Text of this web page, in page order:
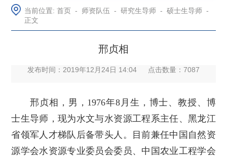
当前位置:首页 - 师资队伍 -研究生导师 -硕士生导师 -
正文
邢贞相
发布时间：2019年12月24日 14:04 点击数量： 7087
邢贞相，男，1976年8月生，博士、教授、博
士生导师，现为水文与水资源工程系主任、黑龙江
省领军人才梯队后备带头人。目前兼任中国自然资
源学会水资源专业委员会委员、中国农业工程学会